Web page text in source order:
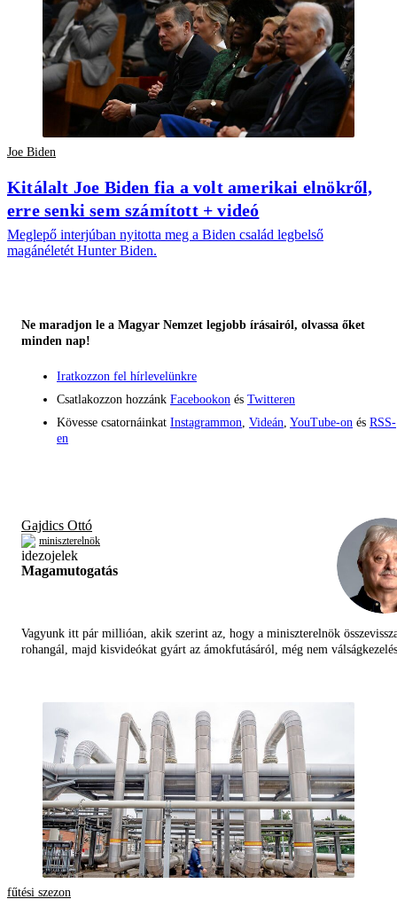
Joe Biden
Kitálalt Joe Biden fia a volt amerikai elnökről,
erre senki sem számított + videó
Meglepő interjúban nyitotta meg a Biden család legbelső
magánéletét Hunter Biden.
Ne maradjon le a Magyar Nemzet legjobb írásairól, olvassa őket
minden nap!
Iratkozzon fel hírlevelünkre
Csatlakozzon hozzánk Facebookon és Twitteren
Kövesse csatornáinkat Instagrammon Videán YouTube-on és RSS-
en
Gajdics Ottó
miniszterelnök
Magamutogatás
Vagyunk itt pár millióan, akik szerint az, hogy a miniszterelnök
rohangál, majd kisvideókat gyárt az ámokfutásáról, még nem
fűtési szezon